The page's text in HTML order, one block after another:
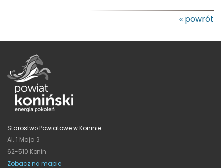
powrót
Starostwo Powiatowe w Koninie
Al. 1 Maja 9
62-510 Konin
Zobacz na mapie